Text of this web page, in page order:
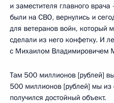
и заместителя главного
были на СВО, вернулись и
для ветеранов войн, который
сделали из него конфетку. И
с Михаилом Владимировичем
Там 500 миллионов [рублей]
500 миллионов [рублей] мы из
получился достойный объект.